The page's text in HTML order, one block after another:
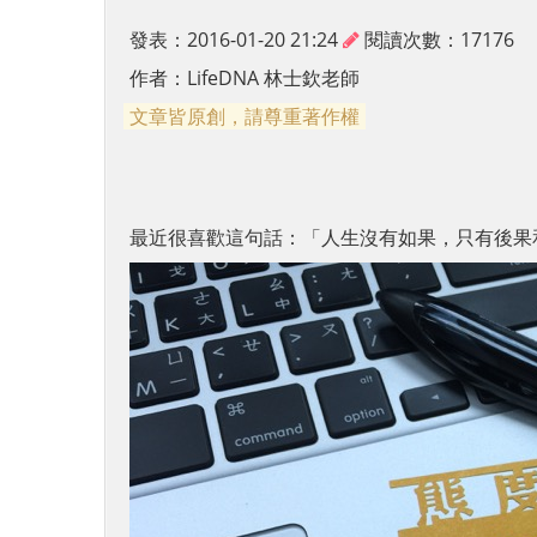
發表：2016-01-20 21:24
閱讀次數：17176
作者： LifeDNA 林士欽老師
文章皆原創，請尊重著作權
最近很喜歡這句話：「人生沒有如果，只有後